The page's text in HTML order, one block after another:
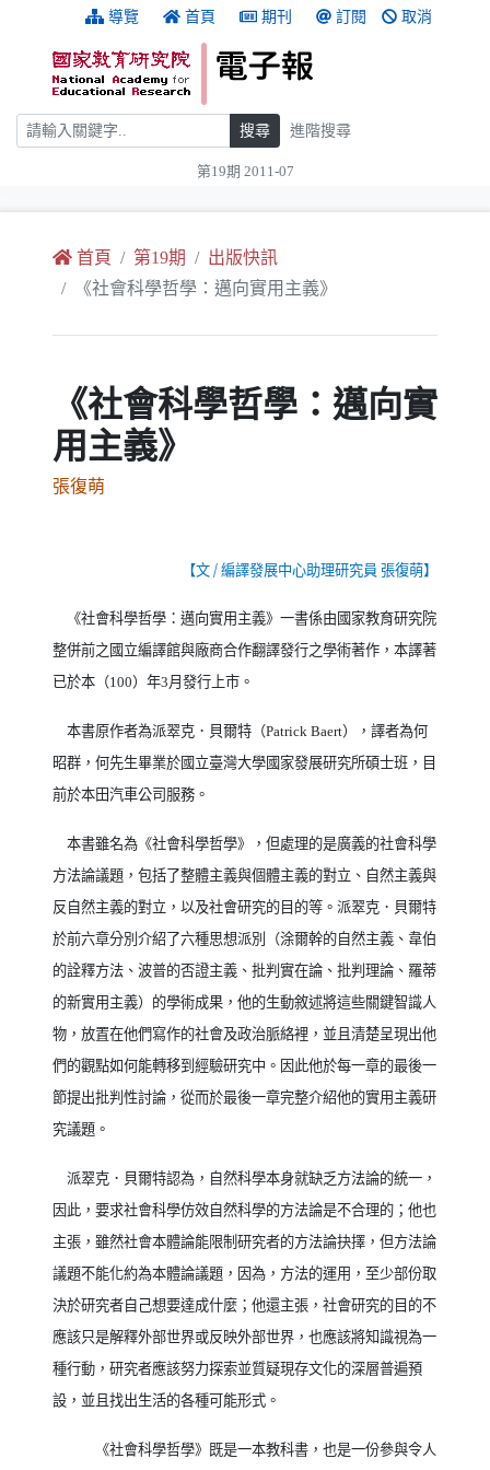
跳到主要內容 導覽 首頁 期刊 訂閱 取消
搜尋 搜尋 進階搜尋
第19期 2011-07
首頁 第19期
出版快訊
《社會科學哲學：邁向實用主義》
《社會科學哲學：邁向實
用主義》
張復萌
【文/編譯發展中心助理研究員 張復萌】
《社會科學哲學：邁向實用主義》一書係由國家教育研究院
整併前之國立編譯館與廠商合作翻譯發行之學術著作，本譯著
已於本（100）年3月發行上市。
本書原作者為派翠克．貝爾特（Patrick Baert），譯者為何
昭群，何先生畢業於國立臺灣大學國家發展研究所碩士班，目
前於本田汽車公司服務。
本書雖名為《社會科學哲學》，但處理的是廣義的社會科學
方法論議題，包括了整體主義與個體主義的對立、自然主義與
反自然主義的對立，以及社會研究的目的等。派翠克．貝爾特
於前六章分別介紹了六種思想派別（涂爾幹的自然主義、韋伯
的詮釋方法、波普的否證主義、批判實在論、批判理論、羅蒂
的新實用主義）的學術成果，他的生動敘述將這些關鍵智識人
物，放置在他們寫作的社會及政治脈絡裡，並且清楚呈現出他
們的觀點如何能轉移到經驗研究中。因此他於每一章的最後一
節提出批判性討論，從而於最後一章完整介紹他的實用主義研
究議題。
派翠克．貝爾特認為，自然科學本身就缺乏方法論的統一，
因此，要求社會科學仿效自然科學的方法論是不合理的；他也
主張，雖然社會本體論能限制研究者的方法論抉擇，但方法論
議題不能化約為本體論議題，因為，方法的運用，至少部份取
決於研究者自己想要達成什麼；他還主張，社會研究的目的不
應該只是解釋外部世界或反映外部世界，也應該將知識視為一
種行動，研究者應該努力探索並質疑現存文化的深層普遍預
設，並且找出生活的各種可能形式。
《社會科學哲學》既是一本教科書，也是一份參與令人